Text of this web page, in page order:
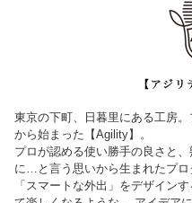
東京の下町、日暮里にある工房
から始まった【Agility】。
プロが認める使い勝手の良さと
に…と言う思いから生まれたプロ
「スマートな外出」をデザイン